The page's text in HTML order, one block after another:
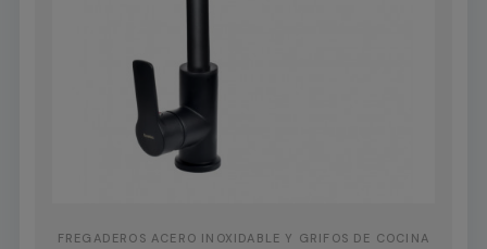
FREGADEROS ACERO INOXIDABLE Y GRIFOS DE COCINA